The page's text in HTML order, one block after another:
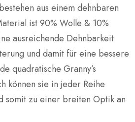
aus einem dehnbaren
ist 90% Wolle & 10%
ausreichende Dehnbarkeit
und damit für eine bessere
quadratische Granny’s
können sie in jeder Reihe
somit zu einer breiten Optik an